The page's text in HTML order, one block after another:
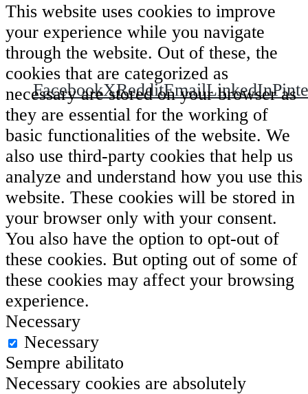
Condividi questa puntata su:
FacebookXRedditEmailLinkedIn
This website uses cookies to improve
your experience while you navigate
through the website. Out of these, the
cookies that are categorized as
necessary are stored on your browser as
they are essential for the working of
basic functionalities of the website. We
also use third-party cookies that help us
analyze and understand how you use this
website. These cookies will be stored in
your browser only with your consent.
You also have the option to opt-out of
these cookies. But opting out of some of
these cookies may affect your browsing
experience.
Necessary
Necessary
Sempre abilitato
Necessary cookies are absolutely